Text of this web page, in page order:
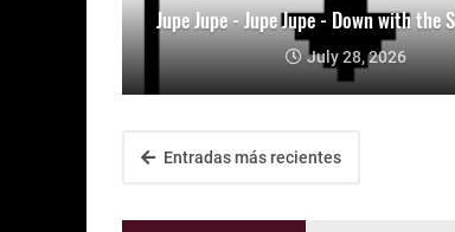
Jupe Jupe - Jupe Jupe - Down with the
July 28, 2026
Entradas más recientes